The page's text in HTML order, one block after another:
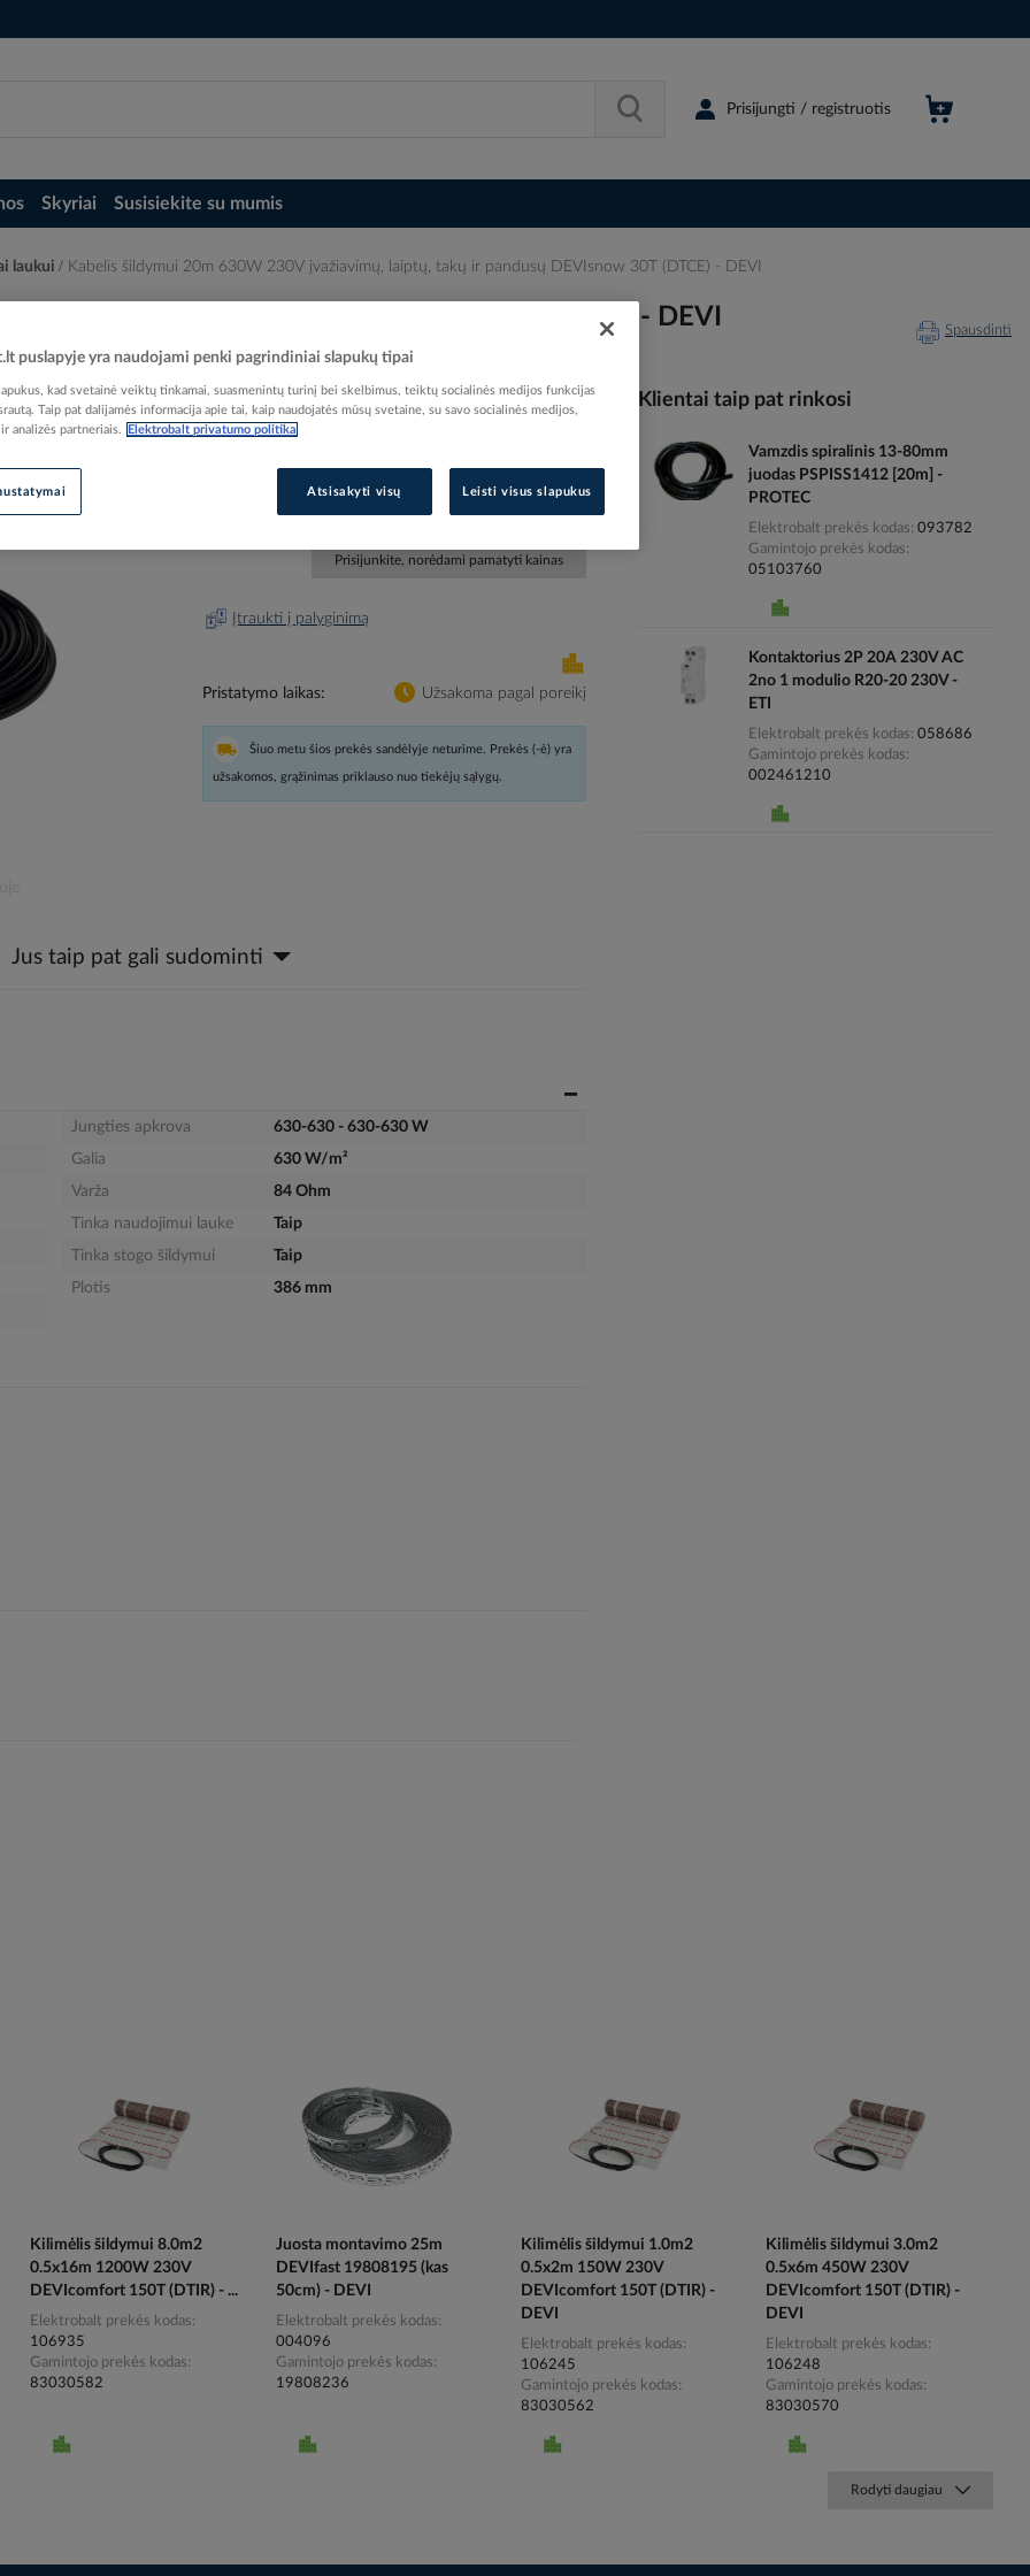
Prisijungti / registruotis
Skyriai Susisiekite su mumis
laukui Kabelis šildymui 20m 630W 230V įvažiavimų, laiptų, takų ir pandusų DEVIsnow 30T (DTCE) - DEVI
laiptų, takų ir pandusų DEVIsnow 30T (DTCE) - DEVI Spausdinti
5703466150139
Prisijunkite, norėdami pamatyti kainas
Įtraukti į palyginimą
Pristatymo laikas Užsakoma pagal poreikį
Šiuo metu šios prekės sandėlyje neturime. Prekės (-ė) yra
užsakomos, grąžinimas priklauso nuo tiekėjų sąlygų.
Jus taip pat gali sudominti
Jungties apkrova
630-630 - 630-630 W
Galia
630 W/m²
Varža
84 Ohm
Tinka naudojimui lauke
Taip
Tinka stogo šildymui
Taip
Plotis
386 mm
Klientai taip pat rinkosi
Vamzdis spiralinis 13-80mm
juodas PSPISS1412 [20m] -
PROTEC
Elektrobalt prekės kodas 093782
Gamintojo prekės kodas
05103760
Kontaktorius 2P 20A 230V AC
2no 1 modulio R20-20 230V -
ETI
Elektrobalt prekės kodas 058686
Gamintojo prekės kodas
002461210
Kilimėlis šildymui 8.0m2
0.5x16m 1200W 230V
DEVIcomfort 150T (DTIR) - ...
Elektrobalt prekės kodas
106935
Gamintojo prekės kodas
83030582
Juosta montavimo 25m
DEVIfast 19808195 (kas
50cm) - DEVI
Elektrobalt prekės kodas
004096
Gamintojo prekės kodas
19808236
Kilimėlis šildymui 1.0m2
0.5x2m 150W 230V
DEVIcomfort 150T (DTIR) -
DEVI
Elektrobalt prekės kodas
106245
Gamintojo prekės kodas
83030562
Kilimėlis šildymui 3.0m2
0.5x6m 450W 230V
DEVIcomfort 150T (DTIR) -
DEVI
Elektrobalt prekės kodas
106248
Gamintojo prekės kodas
83030570
Rodyti daugiau
puslapyje yra naudojami penki pagrindiniai slapukų tipai
kad svetainė veiktų tinkamai, suasmenintų turinį bei skelbimus, teiktų socialinės medijos funkcijas
Taip pat dalijamės informacija apie tai, kaip naudojatės mūsų svetaine, su savo socialinės medijos,
analizės partneriais.
Elektrobalt privatumo politika
Atsisakyti visų Leisti visus slapukus